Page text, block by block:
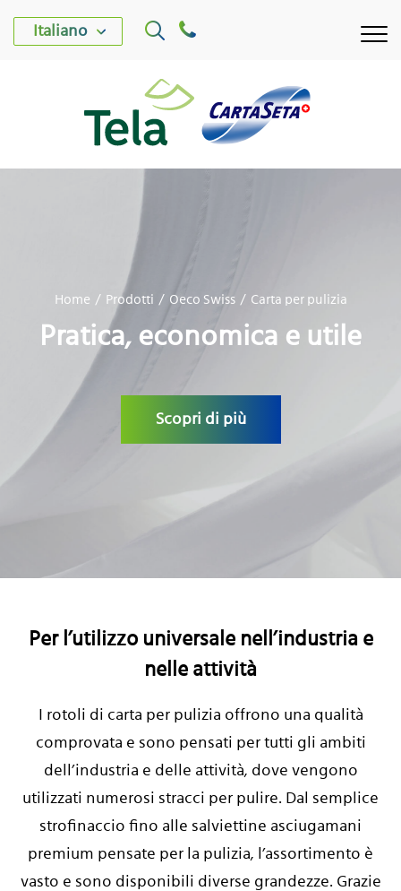
Italiano
AZIENDA TELA
AZIENDA CARTASETA
PRODOTTI
SOSTENIBILITÀ
LAVORA CON NOI
Home Prodotti Oeco Swiss Carta per pulizia
Pratica, economica e utile
Scopri di più
Per l’utilizzo universale nell’industria e
nelle attività
I rotoli di carta per pulizia offrono una qualità
comprovata e sono pensati per tutti gli ambiti
dell’industria e delle attività, dove vengono
utilizzati numerosi stracci per pulire. Dal semplice
strofinaccio fino alle salviettine asciugamani
premium pensate per la pulizia, l’assortimento è
vasto e sono disponibili diverse grandezze. Grazie